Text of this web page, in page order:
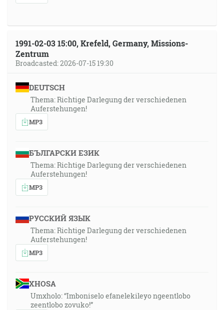
1991-02-03 15:00, Krefeld, Germany, Missions-
Zentrum
Broadcasted: 2026-07-15 19:30
DEUTSCH
Thema: Richtige Darlegung der verschiedenen
Auferstehungen!
MP3
БЪЛГАРСКИ ЕЗИК
Thema: Richtige Darlegung der verschiedenen
Auferstehungen!
MP3
РУССКИЙ ЯЗЫК
Thema: Richtige Darlegung der verschiedenen
Auferstehungen!
MP3
XHOSA
Umxholo: “Imboniselo efanelekileyo ngeentlobo
zeentlobo zovuko!”